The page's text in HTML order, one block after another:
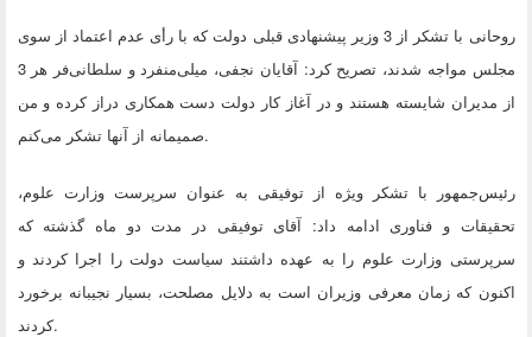
روحانی با تشکر از 3 وزیر پیشنهادی قبلی دولت که با رأی عدم اعتماد از سوی
مجلس مواجه شدند، تصریح کرد: آقایان نجفی، میلی‌منفرد و سلطانی‌فر هر 3
از مدیران شایسته هستند و در آغاز کار دولت دست همکاری دراز کرده و من
صمیمانه از آنها تشکر می‌کنم.
رئیس‌جمهور با تشکر ویژه از توفیقی به عنوان سرپرست وزارت علوم،
تحقیقات و فناوری ادامه داد: آقای توفیقی در مدت دو ماه گذشته که
سرپرستی وزارت علوم را به عهده داشتند سیاست دولت را اجرا کردند و
اکنون که زمان معرفی وزیران است به دلایل مصلحت، بسیار نجیبانه برخورد
کردند.